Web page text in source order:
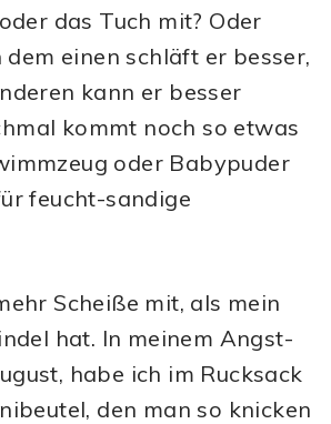
das Tuch mit? Oder
dem einen schläft er besser,
kann er besser
kommt noch so etwas
oder Babypuder
feucht-sandige
Scheiße mit, als mein
hat. In meinem Angst-
habe ich im Rucksack
den man so knicken